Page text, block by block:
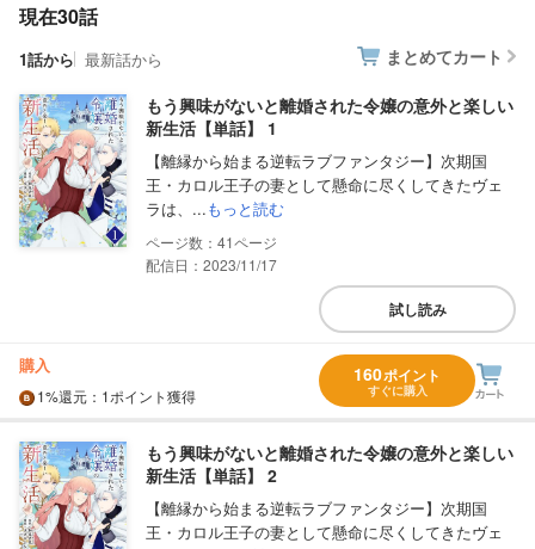
現在30話
1話から 最新話から まとめてカート
もう興味がないと離婚された令嬢の意外と楽しい
新生活【単話】 1
【離縁から始まる逆転ラブファンタジー】次期国
王・カロル王子の妻として懸命に尽くしてきたヴェ
ラは、...もっと読む
41
配信日：2023/11/17
試し読み
購入
1%還元 ：1ポイント獲得
160ポイント
すぐに購入
もう興味がないと離婚された令嬢の意外と楽しい
新生活【単話】 2
【離縁から始まる逆転ラブファンタジー】次期国
王・カロル王子の妻として懸命に尽くしてきたヴェ